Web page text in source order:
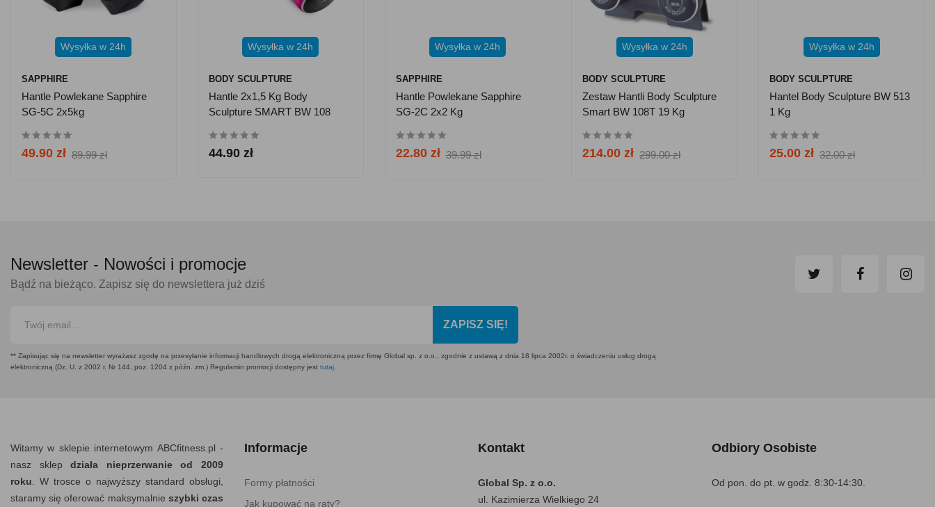
Wysyłka w 24h
SAPPHIRE
Hantle Powlekane Sapphire
SG-5C 2x5kg
49.90 zł 89.99 zł
Wysyłka w 24h
BODY SCULPTURE
Hantle 2x1,5 Kg Body
Sculpture SMART BW 108
44.90 zł
Wysyłka w 24h
SAPPHIRE
Hantle Powlekane Sapphire
SG-2C 2x2 Kg
22.80 zł 39.99 zł
Wysyłka w 24h
BODY SCULPTURE
Zestaw Hantli Body Sculpture
Smart BW 108T 19 Kg
214.00 zł 299.00 zł
Wysyłka w 24h
BODY SCULPTURE
Hantel Body Sculpture BW 513
1 Kg
25.00 zł 32.00 zł
Newsletter - Nowości i promocje
Bądź na bieżąco. Zapisz się do newslettera już dziś
ZAPISZ SIĘ!
** Zapisując się na newsletter wyrażasz zgodę na przesyłanie informacji handlowych drogą elektroniczną przez firmę Global sp. z o.o., zgodnie z ustawą z dnia 18 lipca 2002r. o świadczeniu usług drogą
elektroniczną (Dz. U. z 2002 r. Nr 144, poz. 1204 z późn. zm.) Regulamin promocji dostępny jest tutaj
Witamy w sklepie internetowym ABCfitness.pl -
nasz sklepdziała nieprzerwanie od 2009
roku . W trosce o najwyższy standard obsługi,
staramy się oferować maksymalnie szybki czas
Informacje
Formy płatności
Jak kupować na raty?
Kontakt
Global Sp. z o.o.
ul. Kazimierza Wielkiego 24
Odbiory Osobiste
Od pon. do pt. w godz. 8:30-14:30.